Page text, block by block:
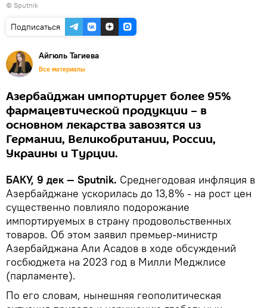
© Sputnik
Подписаться
Айгюль Тагиева
Все материалы
Азербайджан импортирует более 95%
фармацевтической продукции – в
основном лекарства завозятся из
Германии, Великобритании, России,
Украины и Турции.
БАКУ, 9 дек — Sputnik. Среднегодовая инфляция в
Азербайджане ускорилась до 13,8% - на рост цен
существенно повлияло подорожание
импортируемых в страну продовольственных
товаров. Об этом заявил премьер-министр
Азербайджана Али Асадов в ходе обсуждений
госбюджета на 2023 год в Милли Меджлисе
(парламенте).
По его словам, нынешняя геополитическая